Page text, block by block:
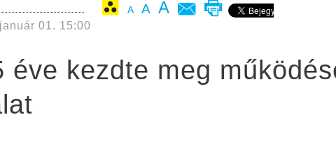
A A A
01. 15:00
éve kezdte meg